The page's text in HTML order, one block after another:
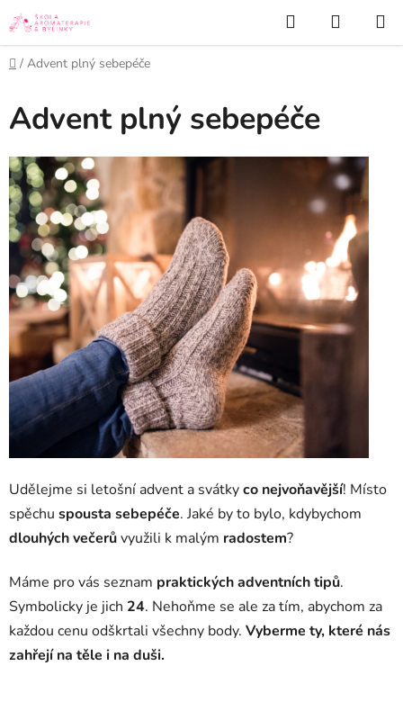
Přejít
na
obsah
Hledat
KOŠÍK
Domů
/ Advent plný sebepéče
Advent plný sebepéče
Udělejme si letošní advent a svátkyco nejvoňavější! Místo
spěchu spousta sebepéče. Jaké by to bylo, kdybychom
dlouhých večerůvyužili k malým radostem?
Máme pro vás seznam praktických adventních tipů.
Symbolicky je jich 24. Nehoňme se ale za tím, abychom za
každou cenu odškrtali všechny body. Vyberme ty, které nás
zahřejí na těle i na duši.